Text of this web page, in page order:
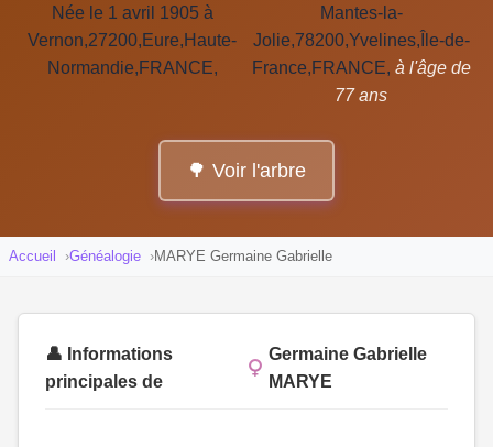
Née le 1 avril 1905 à
Vernon,27200,Eure,Haute-
Normandie,FRANCE,
Mantes-la-
Jolie,78200,Yvelines,Île-de-
France,FRANCE, à l'âge de
77 ans
🌳 Voir l'arbre
Accueil Généalogie MARYE Germaine Gabrielle
👤 Informations
principales de
Germaine Gabrielle
MARYE